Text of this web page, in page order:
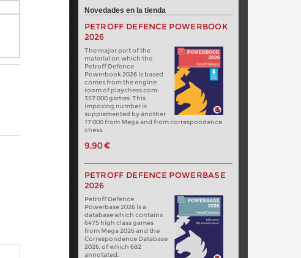
Novedades en la tienda
PETROFF DEFENCE POWERBOOK
2026
The major part of the
material on which the
Petroff Defence
Powerbook 2026 is based
comes from the engine
room of playchess.com:
357 000 games. This
imposing number is
supplemented by another
17 000 from Mega and from correspondence
chess.
9,90 €
PETROFF DEFENCE POWERBASE
2026
Petroff Defence
Powerbase 2026 is a
database which contains
6475 high class games
from Mega 2026 and the
Correspondence Database
2026, of which 682
annotated.